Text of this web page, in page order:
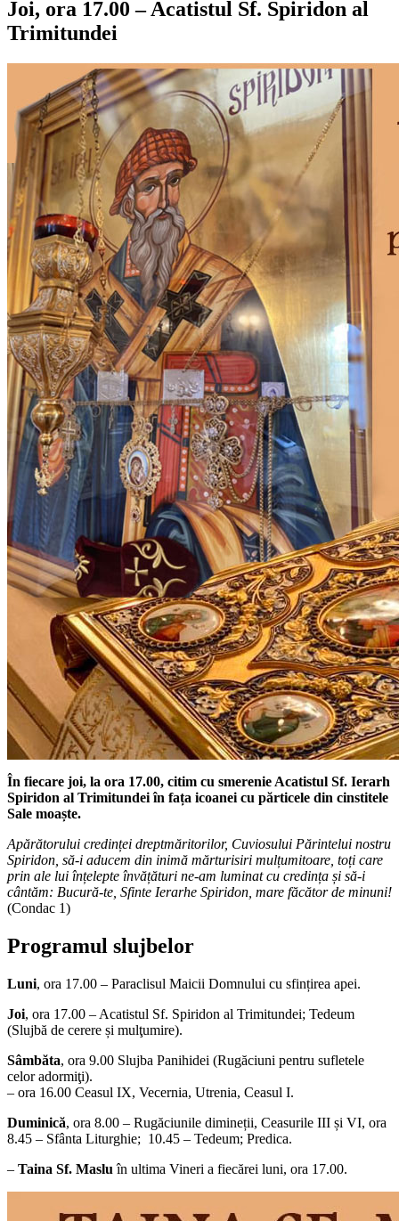
Joi, ora 17.00 – Acatistul Sf. Spiridon al
Trimitundei
În fiecare joi, la ora 17.00, citim cu smerenie Acatistul Sf. Ierarh
Spiridon al Trimitundei în fața icoanei cu părticele din cinstitele
Sale moaște.
Apărătorului credinței dreptmăritorilor, Cuviosului Părintelui nostru
Spiridon, să-i aducem din inimă mărturisiri mulțumitoare, toți care
prin ale lui înțelepte învățături ne-am luminat cu credința și să-i
cântăm: Bucură-te, Sfinte Ierarhe Spiridon, mare făcător de minuni!
(Condac 1)
Programul slujbelor
Luni, ora 17.00 – Paraclisul Maicii Domnului cu sfințirea apei.
Joi, ora 17.00 – Acatistul Sf. Spiridon al Trimitundei; Tedeum
(Slujbă de cerere și mulţumire).
Sâmbăta, ora 9.00 Slujba Panihidei (Rugăciuni pentru sufletele
celor adormiţi).
– ora 16.00 Ceasul IX, Vecernia, Utrenia, Ceasul I.
Duminică, ora 8.00 – Rugăciunile dimineții, Ceasurile III și VI, ora
8.45 – Sfânta Liturghie; 10.45 – Tedeum; Predica.
– Taina Sf. Maslu în ultima Vineri a fiecărei luni, ora 17.00.